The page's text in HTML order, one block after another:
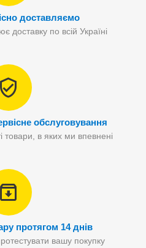
доставляємо
доставку по всій Україні
обслуговування
товари, в яких ми впевнені
протягом 14 днів
вашу покупку